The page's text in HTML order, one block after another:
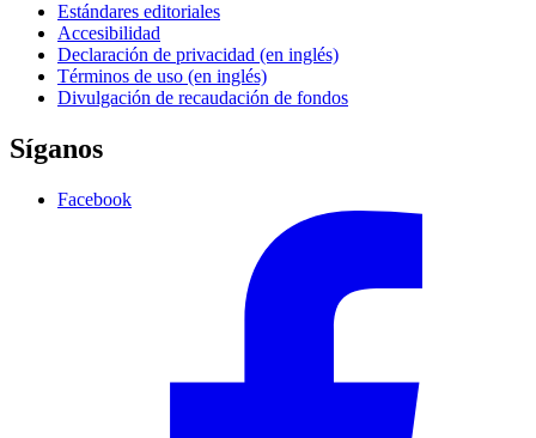
Estándares editoriales
Accesibilidad
Declaración de privacidad (en inglés)
Términos de uso (en inglés)
Divulgación de recaudación de fondos
Síganos
Facebook